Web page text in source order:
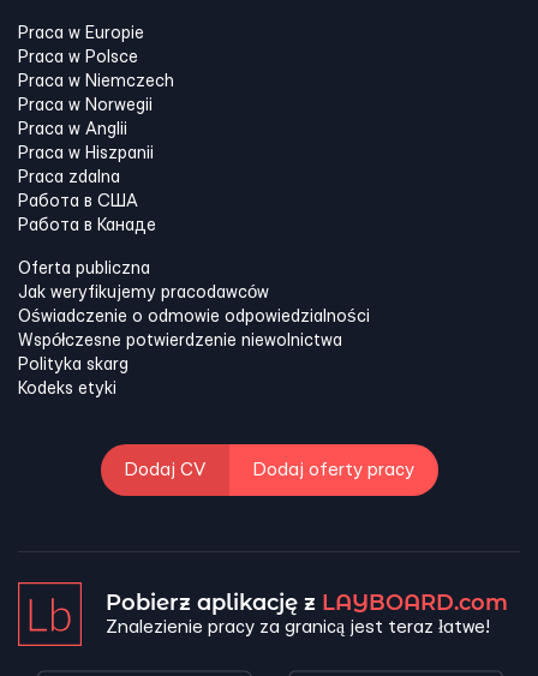
Praca w Europie
Praca w Polsce
Praca w Niemczech
Praca w Norwegii
Praca w Anglii
Praca w Hiszpanii
Praca zdalna
Работа в США
Работа в Канадe
Oferta publiczna
Jak weryfikujemy pracodawców
Oświadczenie o odmowie odpowiedzialności
Współczesne potwierdzenie niewolnictwa
Polityka skarg
Kodeks etyki
Dodaj CV Dodaj oferty pracy
Pobierz aplikację z LAYBOARD.com
Znalezienie pracy za granicą jest teraz łatwe!